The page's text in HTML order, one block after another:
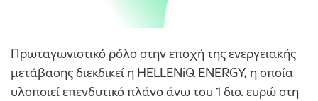
Πρωταγωνιστικό ρόλο στην εποχή της ενεργειακής
μετάβασης διεκδικεί η HELLENiQ ENERGY, η οποία
υλοποιεί επενδυτικό πλάνο άνω του 1 δισ. ευρώ στη